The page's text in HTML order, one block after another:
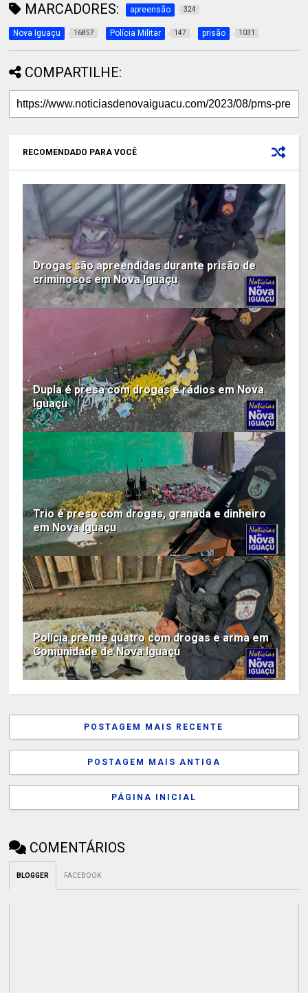
MARCADORES: apreensão 324
Nova Iguaçu 16857 Polícia Militar 147 prisão 1031
COMPARTILHE:
RECOMENDADO PARA VOCÊ
Drogas são apreendidas durante prisão de
criminosos em Nova Iguaçu
Dupla é presa com drogas e rádios em Nova
Iguaçu
Trio é preso com drogas, granada e dinheiro
em Nova Iguaçu
Polícia prende quatro com drogas e arma em
Comunidade de Nova Iguaçu
POSTAGEM MAIS RECENTE
POSTAGEM MAIS ANTIGA
PÁGINA INICIAL
COMENTÁRIOS
BLOGGER FACEBOOK